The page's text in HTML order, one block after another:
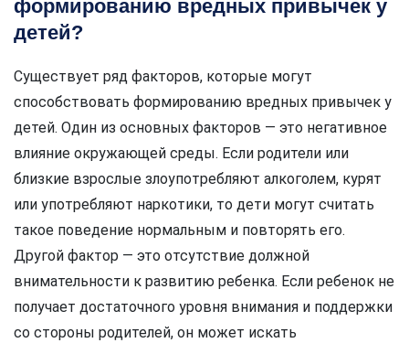
формированию вредных привычек у
детей?
Существует ряд факторов, которые могут
способствовать формированию вредных привычек у
детей. Один из основных факторов — это негативное
влияние окружающей среды. Если родители или
близкие взрослые злоупотребляют алкоголем, курят
или употребляют наркотики, то дети могут считать
такое поведение нормальным и повторять его.
Другой фактор — это отсутствие должной
внимательности к развитию ребенка. Если ребенок не
получает достаточного уровня внимания и поддержки
со стороны родителей, он может искать